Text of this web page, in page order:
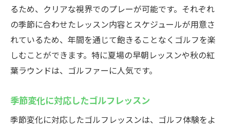
るため、クリアな視界でのプレーが可能です。それぞれ
の季節に合わせたレッスン内容とスケジュールが用意さ
れているため、年間を通じて飽きることなくゴルフを楽
しむことができます。特に夏場の早朝レッスンや秋の紅
葉ラウンドは、ゴルファーに人気です。
季節変化に対応したゴルフレッスン
季節変化に対応したゴルフレッスンは、ゴルフ体験をよ